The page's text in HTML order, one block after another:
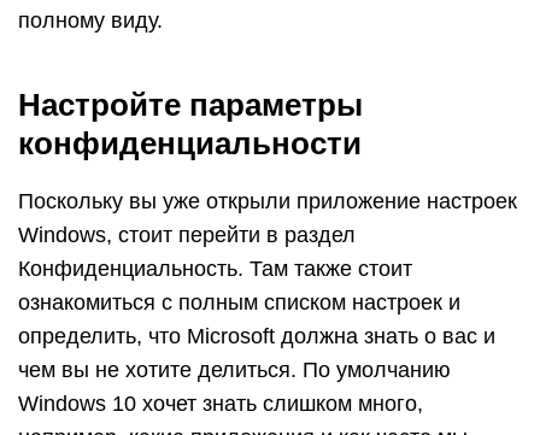
полному виду.
Настройте параметры
конфиденциальности
Поскольку вы уже открыли приложение настроек
Windows, стоит перейти в раздел
Конфиденциальность. Там также стоит
ознакомиться с полным списком настроек и
определить, что Microsoft должна знать о вас и
чем вы не хотите делиться. По умолчанию
Windows 10 хочет знать слишком много,